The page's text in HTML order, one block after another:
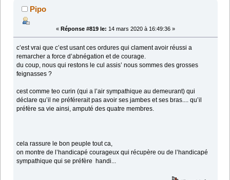
Pipo
« Réponse #819 le: 14 mars 2020 à 16:49:36 »
c’est vrai que c’est usant ces ordures qui clament avoir réussi a
remarcher a force d’abnégation et de courage.
du coup, nous qui restons le cul assis’ nous sommes des grosses
feignasses ?
cest comme teo curin (qui a l’air sympathique au demeurant) qui
déclare qu’il ne préférerait pas avoir ses jambes et ses bras.... qu’il
préfère sa vie ainsi, amputé des quatre membres.
cela rassure le bon peuple tout ca,
on montre de l’handicapé courageux qui récupère ou de l’handicapé
sympathique qui se préfère handi...